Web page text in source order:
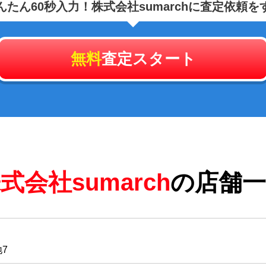
たん60秒入力！ 株式会社sumarchに査定依頼を
無料査定スタート
会社sumarchの店舗
7